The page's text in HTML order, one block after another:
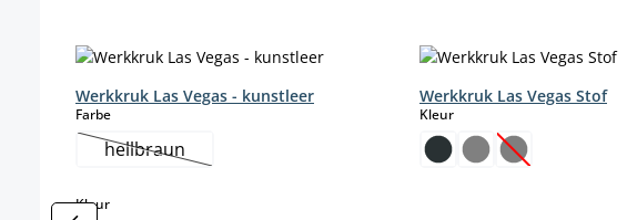
Werkkruk Las Vegas - kunstleer
Farbeselect
hellbraun(Deze optie is momenteel niet beschikbaar.)
Kleurselect
Werkkruk Las Vegas Stof
Kleurselect
(Deze optie is